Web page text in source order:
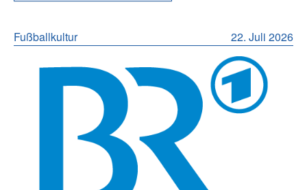
22. Juli 2026
Fußballkultur